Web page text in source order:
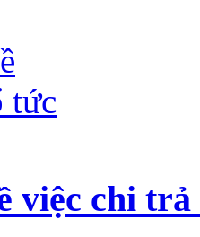
việc chi